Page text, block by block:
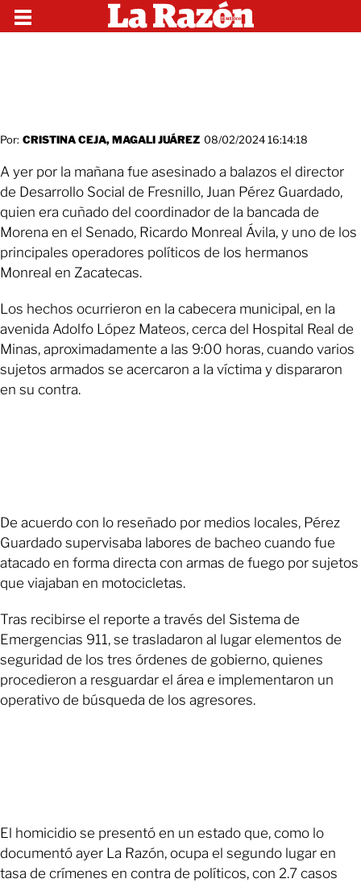
Por: CRISTINA CEJA, MAGALI JUÁREZ 08/02/2024 16:14:18
A yer por la mañana fue asesinado a balazos el director
de Desarrollo Social de Fresnillo, Juan Pérez Guardado,
quien era cuñado del coordinador de la bancada de
Morena en el Senado, Ricardo Monreal Ávila, y uno de los
principales operadores políticos de los hermanos
Monreal en Zacatecas.
Los hechos ocurrieron en la cabecera municipal, en la
avenida Adolfo López Mateos, cerca del Hospital Real de
Minas, aproximadamente a las 9:00 horas, cuando varios
sujetos armados se acercaron a la víctima y dispararon
en su contra.
De acuerdo con lo reseñado por medios locales, Pérez
Guardado supervisaba labores de bacheo cuando fue
atacado en forma directa con armas de fuego por sujetos
que viajaban en motocicletas.
Tras recibirse el reporte a través del Sistema de
Emergencias 911, se trasladaron al lugar elementos de
seguridad de los tres órdenes de gobierno, quienes
procedieron a resguardar el área e implementaron un
operativo de búsqueda de los agresores.
El homicidio se presentó en un estado que, como lo
documentó ayer La Razón, ocupa el segundo lugar en
tasa de crímenes en contra de políticos, con 2.7 casos